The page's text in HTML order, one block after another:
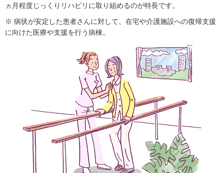
ヵ月程度じっくりリハビリに取り組めるのが特長です。
※ 病状が安定した患者さんに対して、在宅や介護施設への復帰支援
に向けた医療や支援を行う病棟。